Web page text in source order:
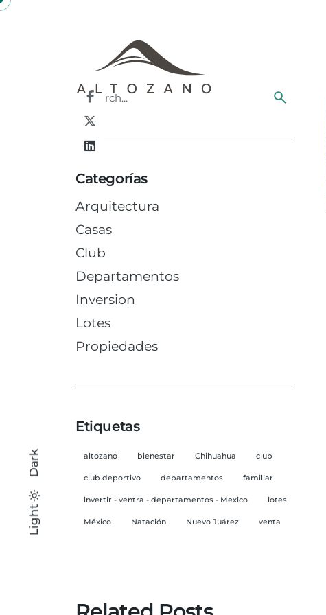
Light
Dark
Light
Dark
Skip
Search
for
Categorías
Arquitectura
Casas
Club
Departamentos
Inversion
Lotes
Propiedades
Etiquetas
altozano bienestar Chihuahua club
club deportivo departamentos familiar
invertir - ventra - departamentos - Mexico lotes
México Natación Nuevo Juárez venta